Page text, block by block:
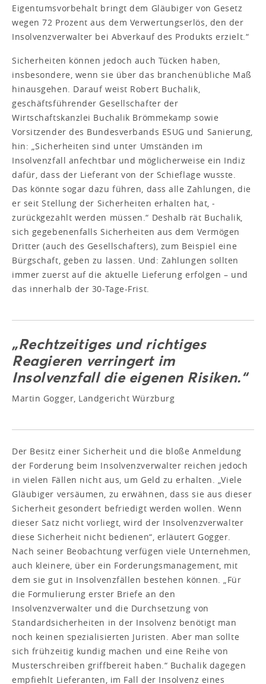
Eigentumsvorbehalt bringt dem Gläubiger von Gesetz
wegen 72 Prozent aus dem Verwertungserlös, den der
Insolvenzverwalter bei Abverkauf des Produkts erzielt.“
Sicherheiten können jedoch auch Tücken haben,
insbesondere, wenn sie über das branchenübliche Maß
hinausgehen. Darauf weist Robert Buchalik,
geschäftsführender Gesellschafter der
Wirtschaftskanzlei Buchalik Brömmekamp sowie
Vorsitzender des Bundesverbands ESUG und Sanierung,
hin: „Sicherheiten sind unter Umständen im
Insolvenzfall anfechtbar und möglicherweise ein Indiz
dafür, dass der Lieferant von der Schieflage wusste.
Das könnte ­sogar dazu führen, dass alle Zahlungen, die
er seit Stellung der ­Sicherheiten erhalten hat, ­
zurückgezahlt werden müssen.“ Deshalb rät Buchalik,
sich gegebenenfalls Sicherheiten aus dem Vermögen
Dritter (auch des Gesellschafters), zum Beispiel eine
Bürgschaft, geben zu lassen. Und: Zahlungen sollten
immer zuerst auf die aktuelle Lieferung erfolgen – und
das innerhalb der 30-Tage-Frist.
„Rechtzeitiges und richtiges
Reagieren verringert im
Insolvenzfall die eigenen Risiken.“
Martin Gogger, Landgericht Würzburg
Der Besitz einer Sicherheit und die bloße Anmeldung
der Forderung beim Insolvenzverwalter reichen jedoch
in vielen Fällen nicht aus, um Geld zu erhalten. „Viele
Gläubiger versäumen, zu erwähnen, dass sie aus dieser
Sicherheit gesondert befriedigt werden wollen. Wenn
dieser Satz nicht vorliegt, wird der Insolvenzverwalter
diese Sicherheit nicht bedienen“, erläutert Gogger.
Nach seiner Beobachtung verfügen viele Unternehmen,
auch kleinere, über ein Forderungsmanagement, mit
dem sie gut in Insolvenzfällen bestehen können. „Für
die Formulierung erster Briefe an den
Insolvenzverwalter und die Durchsetzung von
Standardsicherheiten in der Insolvenz benötigt man
noch keinen spezialisierten Juristen. Aber man sollte
sich frühzeitig kundig machen und eine Reihe von
Musterschreiben griffbereit haben.“ Buchalik dagegen
empfiehlt Lieferanten, im Fall der Insolvenz eines